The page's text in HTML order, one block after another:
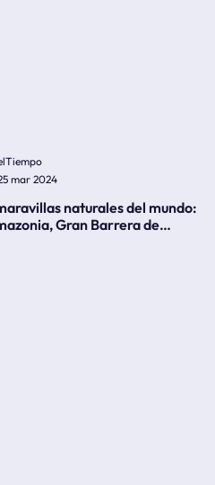
mar 2024
naturales del mundo:
Gran Barrera de